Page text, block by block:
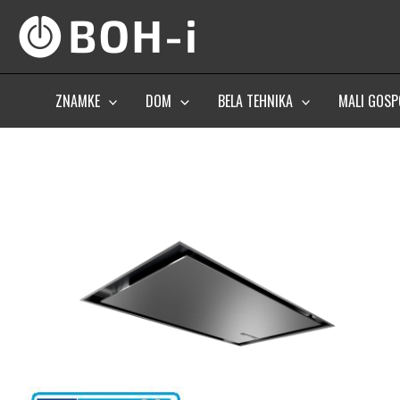
content
ZNAMKE
DOM BELA TEHNIKA MALI